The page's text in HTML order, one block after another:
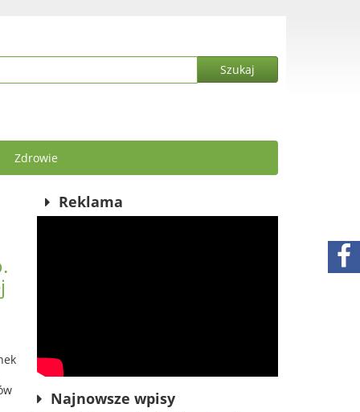
Zdrowie
Reklama
Najnowsze wpisy